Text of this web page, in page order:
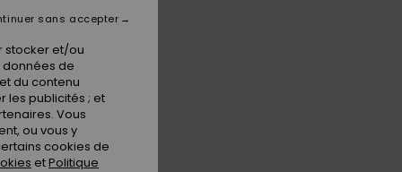
€
FLASH 25% EXTRA
Oil Green
stocker et/ou
de
du contenu
les publicités ; et
Vous
ou vous y
cookies de
etPolitique
sans accepter